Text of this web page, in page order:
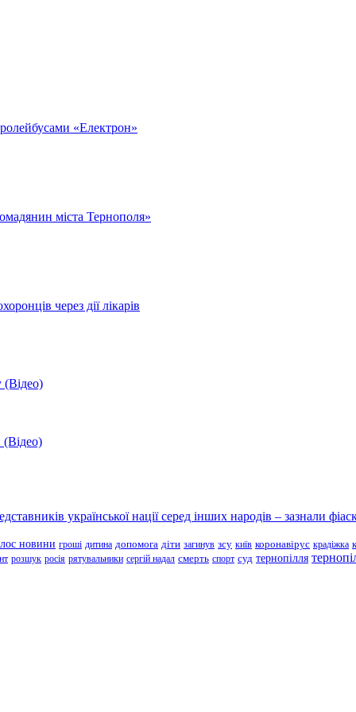
«Електрон»
міста Тернополя»
через дії лікарів
(Відео)
української нації серед інших народів – зазнали
новини гроші дитина допомога діти загинув зсу київ коронавірус крадіжка
розшук росія рятувальники сергій надал смерть спорт суд тернопілля